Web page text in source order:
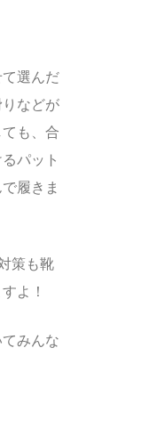
選んだ
などが
も、合
パット
履きま
策も靴
よ！
みんな